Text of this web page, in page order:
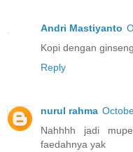
Andri Mastiyanto
Kopi dengan
Reply
nurul rahma
Nahhhh jadi
faedahnya yak